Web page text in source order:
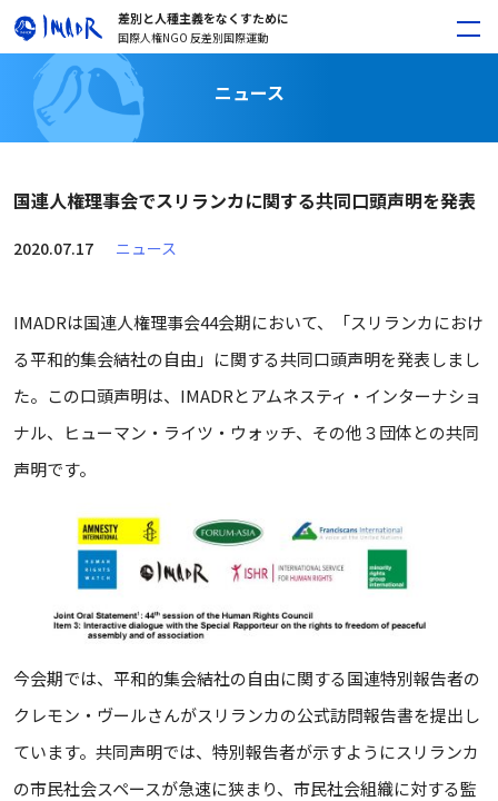
差別と人種主義をなくすために
国際人権NGO 反差別国際運動
ニュース
国連人権理事会でスリランカに関する共同口頭声明を発表
2020.07.17 ニュース
IMADRは国連人権理事会44会期において、「スリランカにおけ
る平和的集会結社の自由」に関する共同口頭声明を発表しまし
た。この口頭声明は、IMADRとアムネスティ・インターナショ
ナル、ヒューマン・ライツ・ウォッチ、その他３団体との共同
声明です。
今会期では、平和的集会結社の自由に関する国連特別報告者の
クレモン・ヴールさんがスリランカの公式訪問報告書を提出し
ています。共同声明では、特別報告者が示すようにスリランカ
の市民社会スペースが急速に狭まり、市民社会組織に対する監